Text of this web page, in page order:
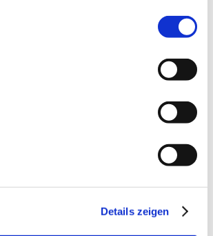
Details zeigen
in Alsfeld
OPS-
Info
5-200.4